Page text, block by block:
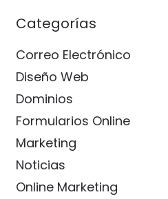
Categorías
Correo Electrónico
Diseño Web
Dominios
Formularios Online
Marketing
Noticias
Online Marketing